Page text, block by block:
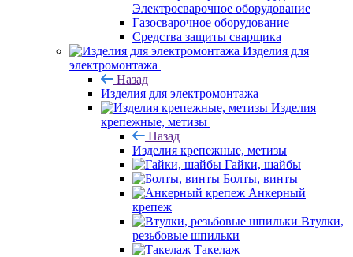
Электросварочное оборудование
Газосварочное оборудование
Средства защиты сварщика
Изделия для
электромонтажа
Назад
Изделия для электромонтажа
Изделия
крепежные, метизы
Назад
Изделия крепежные, метизы
Гайки, шайбы
Болты, винты
Анкерный
крепеж
Втулки,
резьбовые шпильки
Такелаж